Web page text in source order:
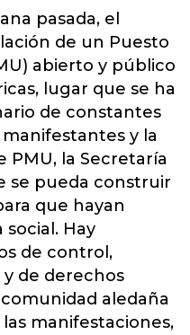
pasada, el
de un Puesto
abierto y público
lugar que se ha
de constantes
y la
PMU, la Secretaría
se pueda construir
que hayan
Hay
de control,
y de derechos
aledaña
manifestaciones,